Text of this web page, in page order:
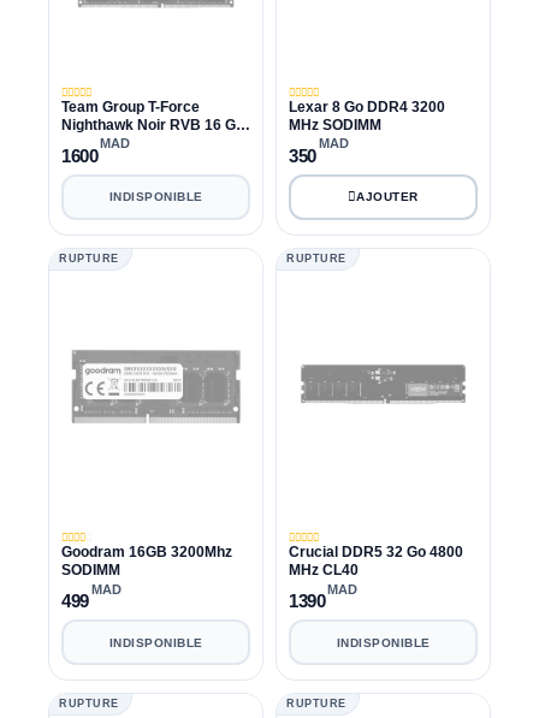
Team Group T-Force
Nighthawk Noir RVB 16 Go
(2X8 Go) 3600 MHz CL18
1600
MAD
INDISPONIBLE
Lexar 8 Go DDR4 3200
MHz SODIMM
350
MAD
RUPTURE
Goodram 16GB 3200Mhz
SODIMM
499
MAD
INDISPONIBLE
RUPTURE
Crucial DDR5 32 Go 4800
MHz CL40
1390
MAD
INDISPONIBLE
RUPTURE RUPTURE